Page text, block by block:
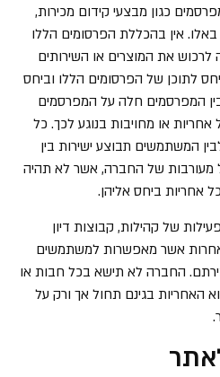
כגון מבצעי קידום מכירות,
באלו. אין בהכללת הפרסומים הללו
את המוצרים או השירותים
לתוכן של הפרסומים הללו וביחס
המפרסמים חלה על המפרסמים
או מחויבות בנוגע לכך. כל
המשתמשים תבוצע ישירות בין
של החברה, אשר לא תהיה
אחריות ביחס אליהן.
של קהילות, קבוצות דיון
אחרות אשר מאפשרות למשתמשים
החברה לא תישא בכל חבות או
האחריות בגינם תחול אך ורק על